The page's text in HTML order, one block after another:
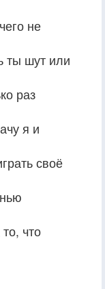
не
ты шут или
раз
я и
своё
что